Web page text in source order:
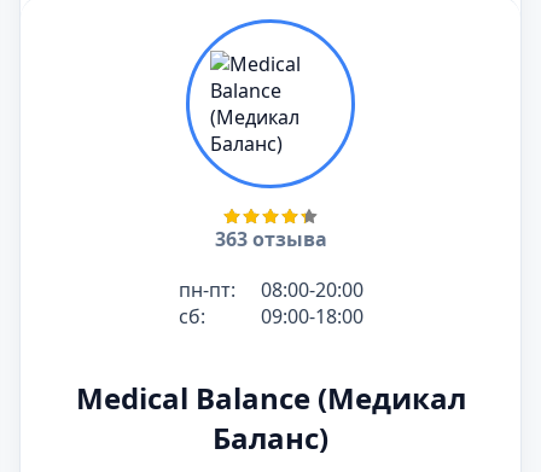
363 отзыва
пн-пт:
08:00-20:00
сб:
09:00-18:00
Medical Balance (Медикал
Баланс)